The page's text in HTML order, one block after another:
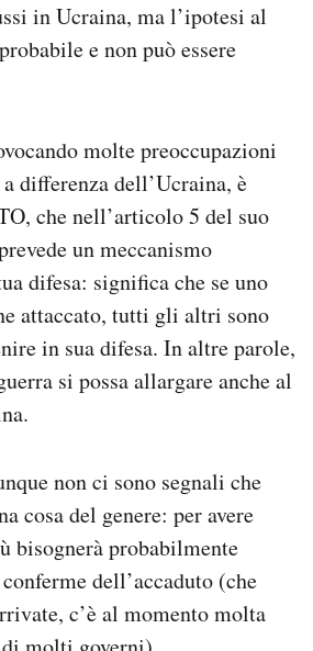
in Ucraina, ma l’ipotesi al
e non può essere
molte preoccupazioni
differenza dell’Ucraina, è
che nell’articolo 5 del suo
un meccanismo
difesa: significa che se uno
attaccato, tutti gli altri sono
in sua difesa. In altre parole,
si possa allargare anche al
non ci sono segnali che
cosa del genere: per avere
bisognerà probabilmente
dell’accaduto (che
c’è al momento molta